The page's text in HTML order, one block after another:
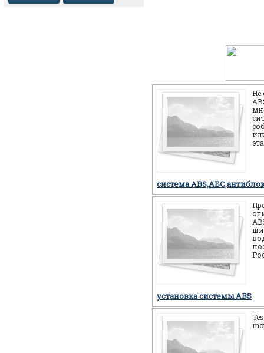
Не
система
установка системы ABS